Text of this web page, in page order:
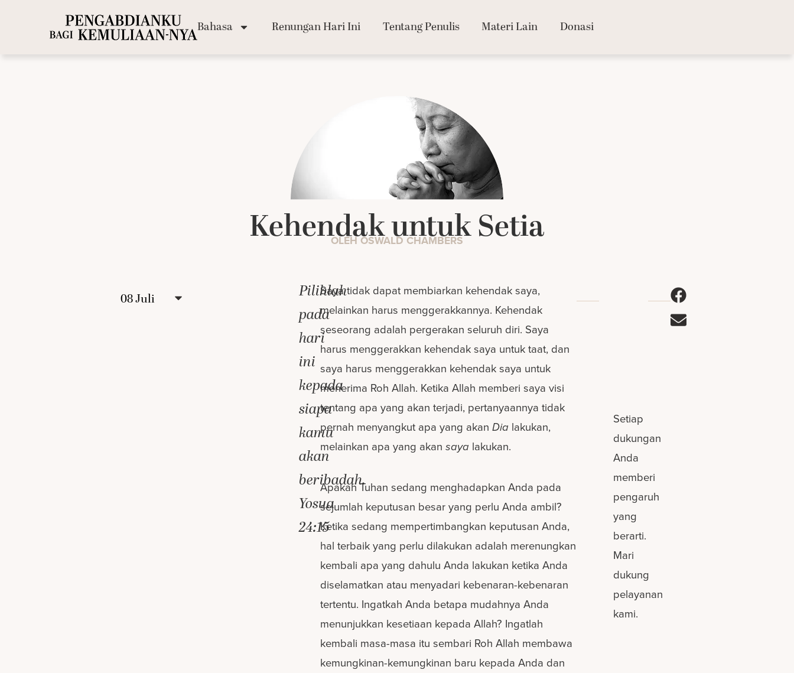
Bahasa Renungan Hari Ini Tentang Penulis Materi Lain Donasi
Kehendak untuk Setia
OLEH OSWALD CHAMBERS
Pilihlah
pada
hari
ini
kepada
siapa
kamu
akan
beribadah.
Yosua
24:15
Saya tidak dapat membiarkan kehendak saya,
melainkan harus menggerakkannya. Kehendak
seseorang adalah pergerakan seluruh diri. Saya
harus menggerakkan kehendak saya untuk taat, dan
saya harus menggerakkan kehendak saya untuk
menerima Roh Allah. Ketika Allah memberi saya visi
tentang apa yang akan terjadi, pertanyaannya tidak
pernah menyangkut apa yang akanDia lakukan,
melainkan apa yang akansaya lakukan.
Apakah Tuhan sedang menghadapkan Anda pada
sejumlah keputusan besar yang perlu Anda ambil?
Ketika sedang mempertimbangkan keputusan Anda,
hal terbaik yang perlu dilakukan adalah merenungkan
kembali apa yang dahulu Anda lakukan ketika Anda
diselamatkan atau menyadari kebenaran-kebenaran
tertentu. Ingatkah Anda betapa mudahnya Anda
menunjukkan kesetiaan kepada Allah? Ingatlah
kembali masa-masa itu sembari Roh Allah membawa
kemungkinan-kemungkinan baru kepada Anda dan
Setiap
dukungan
Anda
memberi
pengaruh
yang
berarti.
Mari
dukung
pelayanan
kami.